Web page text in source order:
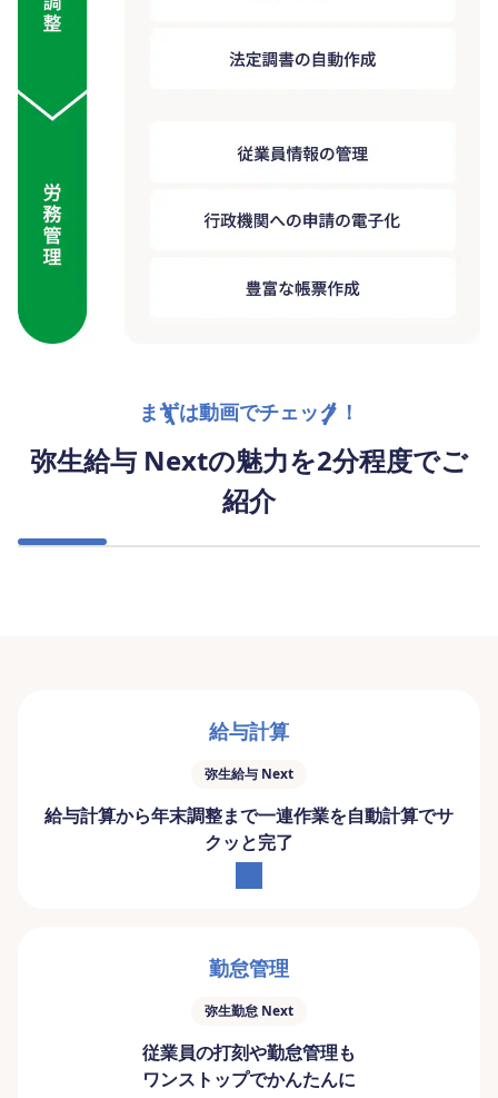
まずは動画でチェック！
弥生給与 Nextの魅力を2分程度でご
紹介
給与計算
弥生給与 Next
給与計算から年末調整まで一連作業を自動計算でサ
クッと完了
勤怠管理
弥生勤怠 Next
従業員の打刻や勤怠管理も
ワンストップでかんたんに